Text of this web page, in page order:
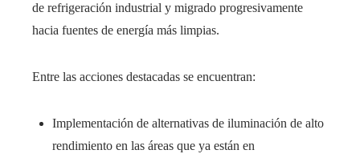
de refrigeración industrial y migrado progresivamente
hacia fuentes de energía más limpias.
Entre las acciones destacadas se encuentran:
Implementación de alternativas de iluminación de alto
rendimiento en las áreas que ya están en